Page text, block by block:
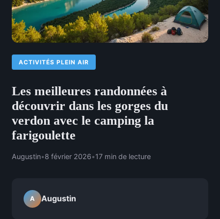
ACTIVITÉS PLEIN AIR
Les meilleures randonnées à
découvrir dans les gorges du
verdon avec le camping la
farigoulette
Augustin•8 février 2026•17 min de lecture
A Augustin